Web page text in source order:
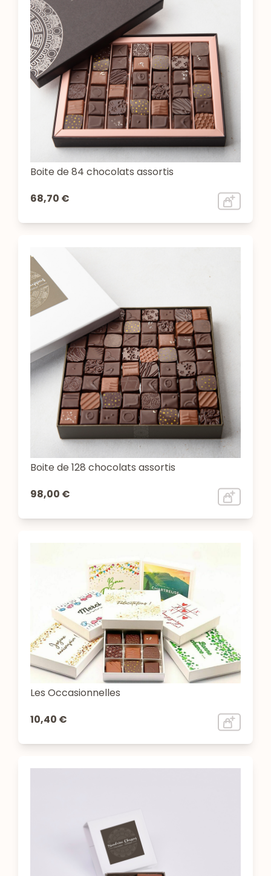
Boite de 84 chocolats assortis
68,70 €
Boite de 128 chocolats assortis
98,00 €
Les Occasionnelles
10,40 €